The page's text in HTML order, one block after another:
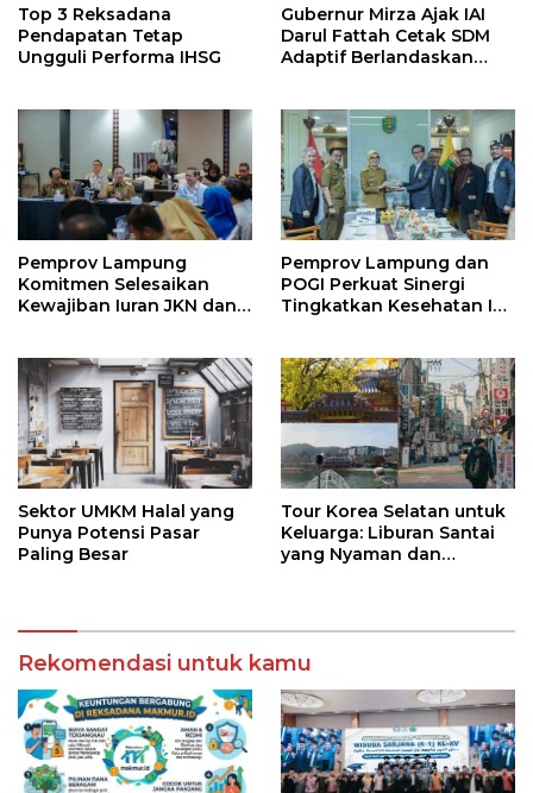
Top 3 Reksadana
Pendapatan Tetap
Ungguli Performa IHSG
Gubernur Mirza Ajak IAI
Darul Fattah Cetak SDM
Adaptif Berlandaskan
Pemprov Lampung
Komitmen Selesaikan
Kewajiban Iuran JKN dan
Kesehatan
Pemprov Lampung dan
POGI Perkuat Sinergi
Tingkatkan Kesehatan Ibu
Sektor UMKM Halal yang
Punya Potensi Pasar
Paling Besar
Tour Korea Selatan untuk
Keluarga: Liburan Santai
yang Nyaman dan
Rekomendasi untuk kamu